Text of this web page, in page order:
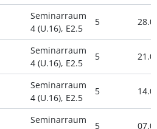
Seminarraum
4 (U.16), E2.5
5
Seminarraum
4 (U.16), E2.5
5
Seminarraum
4 (U.16), E2.5
5
Seminarraum
5